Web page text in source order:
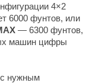
4×2
6000 фунтов, или
— 6300 фунтов,
машин цифры
нужным